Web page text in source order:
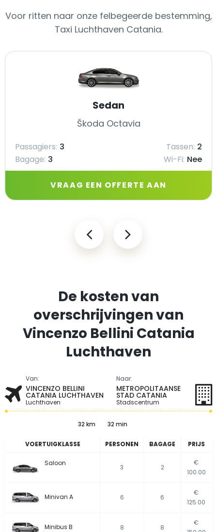
Voor ritten naar onze felbegeerde bestemming,
Taxi Luchthaven Catania.
Sedan
Škoda Octavia
Passagiers: 3 Tassen: 2
Bagage: 3 Wi-Fi: Nee
VRAAG EEN OFFERTE AAN
De kosten van
overschrijvingen van
Vincenzo Bellini Catania
Luchthaven
Van:
VINCENZO BELLINI
CATANIA LUCHTHAVEN
Luchthaven
Naar:
METROPOLITAANSE
STAD CATANIA
Stadscentrum
32 km 32 min
VOERTUIGKLASSE PERSONEN BAGAGE PRIJS
Saloon
3 2
€
100.00
Minivan A 6 6
€
125.00
Minibus B 8 8
€